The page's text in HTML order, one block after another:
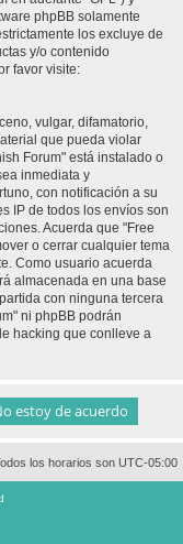
phpBB solamente
los excluye de
y/o contenido
favor visite:
vulgar, difamatorio,
que pueda violar
Forum" está instalado o
inmediata y
con notificación a su
IP de todos los envíos son
Acuerda que "Free
o cerrar cualquier tema
Como usuario acuerda
almacenada en una base
con ninguna tercera
ni phpBB podrán
hacking que conlleve a
los horarios son UTC-05:00